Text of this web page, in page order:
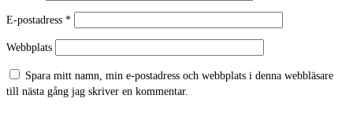
E-postadress *
Webbplats
Spara mitt namn, min e-postadress och webbplats i denna webbläsare
till nästa gång jag skriver en kommentar.